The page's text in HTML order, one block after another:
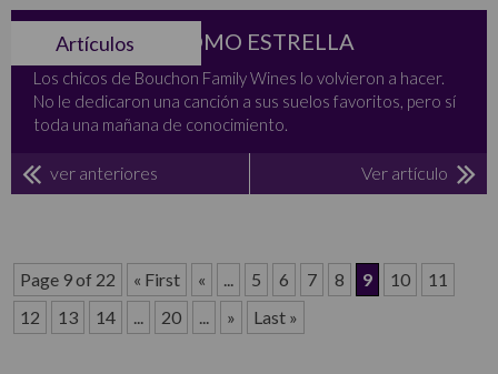
Artículos
EL GRANITO COMO ESTRELLA
Los chicos de Bouchon Family Wines lo volvieron a hacer.
No le dedicaron una canción a sus suelos favoritos, pero sí
toda una mañana de conocimiento.
ver anteriores Ver artículo
Page 9 of 22 « First « ... 5 6 7 8 9 10
11
12
13 14 ... 20 ... » Last »